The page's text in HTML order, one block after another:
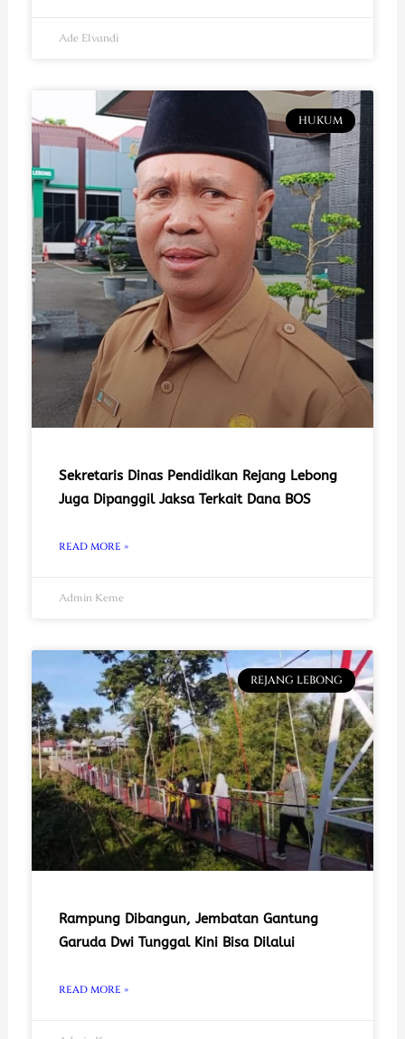
Ade Elvandi
HUKUM
Sekretaris Dinas Pendidikan Rejang Lebong
Juga Dipanggil Jaksa Terkait Dana BOS
READ MORE »
Admin Keme
REJANG LEBONG
Rampung Dibangun, Jembatan Gantung
Garuda Dwi Tunggal Kini Bisa Dilalui
READ MORE »